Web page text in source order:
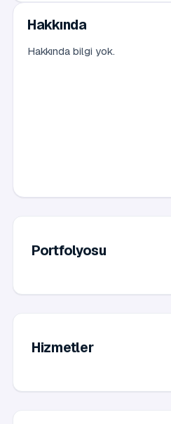
Hakkında
Hakkında bilgi yok.
Portfolyosu
Hizmetler